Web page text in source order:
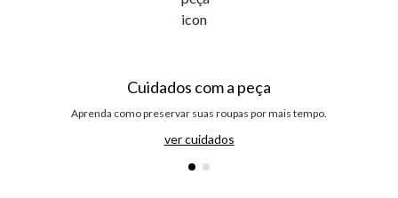
Cuidados com a peça
Aprenda como preservar suas roupas por mais tempo.
ver cuidados